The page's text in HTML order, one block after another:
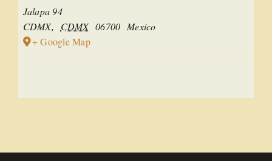
Jalapa 94
CDMX, CDMX 06700 Mexico
+ Google Map